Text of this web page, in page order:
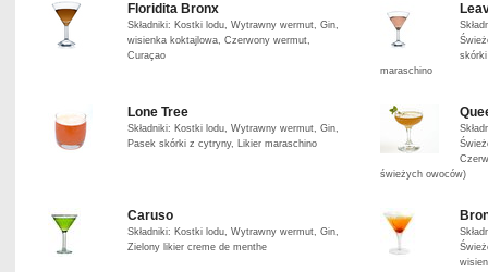
Floridita Bronx
Składniki: Kostki lodu, Wytrawny wermut, Gin,
wisienka koktajlowa, Czerwony wermut,
Curaçao
maraschino
Lone Tree
Składniki: Kostki lodu, Wytrawny wermut, Gin,
Pasek skórki z cytryny, Likier maraschino
świeżych owoców)
Caruso
Składniki: Kostki lodu, Wytrawny wermut, Gin,
Zielony likier creme de menthe